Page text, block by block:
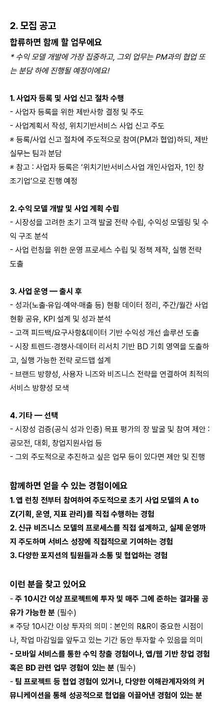
2. 모집 공고
합류하면 함께 할 업무에요
* 수익 모델 개발에 가장 집중하고, 그외 업무는 PM과의 협업 또
는 분담 하에 진행될 예정이에요!
1. 사업자 등록 및 사업 신고 절차 수행
- 사업자 등록을 위한 제반사항 결정 및 주도
- 사업계획서 작성, 위치기반서비스 사업 신고 주도
※ 등록/사업 신고 절차에 주도적으로 참여(PM과 협업)하되, 제반
실무는 팀과 분담
※ 참고 : 사업자 등록은 ‘위치기반서비스사업 개인사업자, 1인 창
조기업’으로 진행 예정
2. 수익 모델 개발 및 사업 계획 수립
- 시장성을 고려한 초기 고객 발굴 전략 수립, 수익성 모델링 및 수
익 구조 분석
- 사업 런칭을 위한 운영 프로세스 수립 및 정책 제작, 실행 전략
도출
3. 사업 운영 — 출시 후
- 성과(노출·유입·예약·매출 등) 현황 데이터 정리, 주간/월간 사업
현황 공유, KPI 설계 및 성과 분석
- 고객 피드백/요구사항&데이터 기반 수익성 개선 솔루션 도출
- 시장 트렌드·경쟁사·데이터 리서치 기반 BD 기회 영역을 도출하
고, 실행 가능한 전략 로드맵 설계
- 브랜드 방향성, 사용자 니즈와 비즈니스 전략을 연결하여 최적의
서비스 방향성 모색
4. 기타 — 선택
- 시장성 검증(공식 성과 인증) 목표 평가의 장 발굴 및 참여 제안 :
공모전, 대회, 창업지원사업 등
- 그외 주도적으로 추진하고 싶은 업무 등이 있다면 제안 및 진행
함께하면 얻을 수 있는 경험이에요
1. 앱 런칭 전부터 참여하여 주도적으로 초기 사업 모델의 A to
Z(기획, 운영, 지표 관리)를 직접 수행하는 경험
2. 신규 비즈니스 모델의 프로세스를 직접 설계하고, 실제 운영까
지 주도하며 서비스 성장에 직접적으로 기여하는 경험
3. 다양한 포지션의 팀원들과 소통 및 협업하는 경험
이런 분을 찾고 있어요
- 주 10시간 이상 프로젝트에 투자 및 매주 그에 준하는 결과물 공
유가 가능한 분 (필수)
※ 주당 10시간 이상 투자의 의미 : 본인의 R&R이 중요한 시점이
나, 작업 마감일을 앞두고 있는 기간 동안 투자할 수 있음을 의미
- 모바일 서비스를 통한 수익 창출 경험이나, 앱/웹 기반 창업 경험
혹은 BD 관련 업무 경험이 있는 분 (필수)
- 팀 프로젝트 등 협업 경험이 있거나, 다양한 이해관계자와의 커
뮤니케이션을 통해 성공적으로 협업을 이끌어낸 경험이 있는 분